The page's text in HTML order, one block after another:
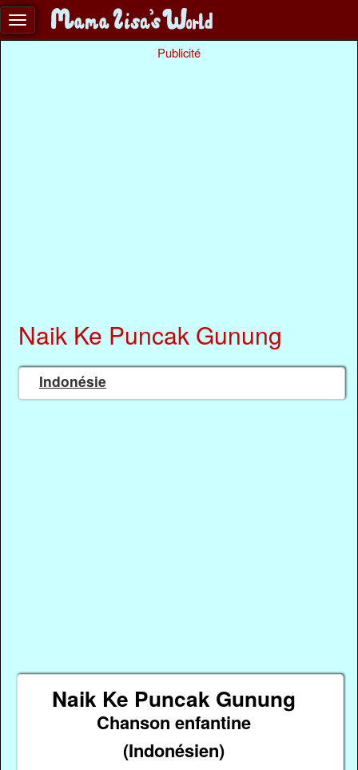
Publicité
Naik Ke Puncak Gunung
Indonésie
Naik Ke Puncak Gunung
Chanson enfantine
(Indonésien)